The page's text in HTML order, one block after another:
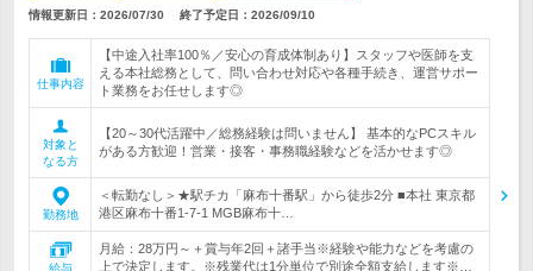
情報更新日：2026/07/30 終了予定日： 2026/09/10
仕事内容
【中途入社率100％／安心の育成体制あり】スタッフや医師を支
える本社総務として、問い合わせ対応や各種手続き、運営サポー
ト業務をお任せします◎
対象と
なる方
【20～30代活躍中／総務経験は問いません】 基本的なPCスキル
がある方歓迎！営業・接客・事務職経験などを活かせます◎
勤務地
＜転勤なし＞★駅チカ「麻布十番駅」から徒歩2分 ■本社 東京都
港区麻布十番1-7-1 MGB麻布十…
給与
月給：28万円～＋賞与年2回＋諸手当※経験や能力などを考慮の
上で決定します。※残業代は1分単位で別途全額支給します※…